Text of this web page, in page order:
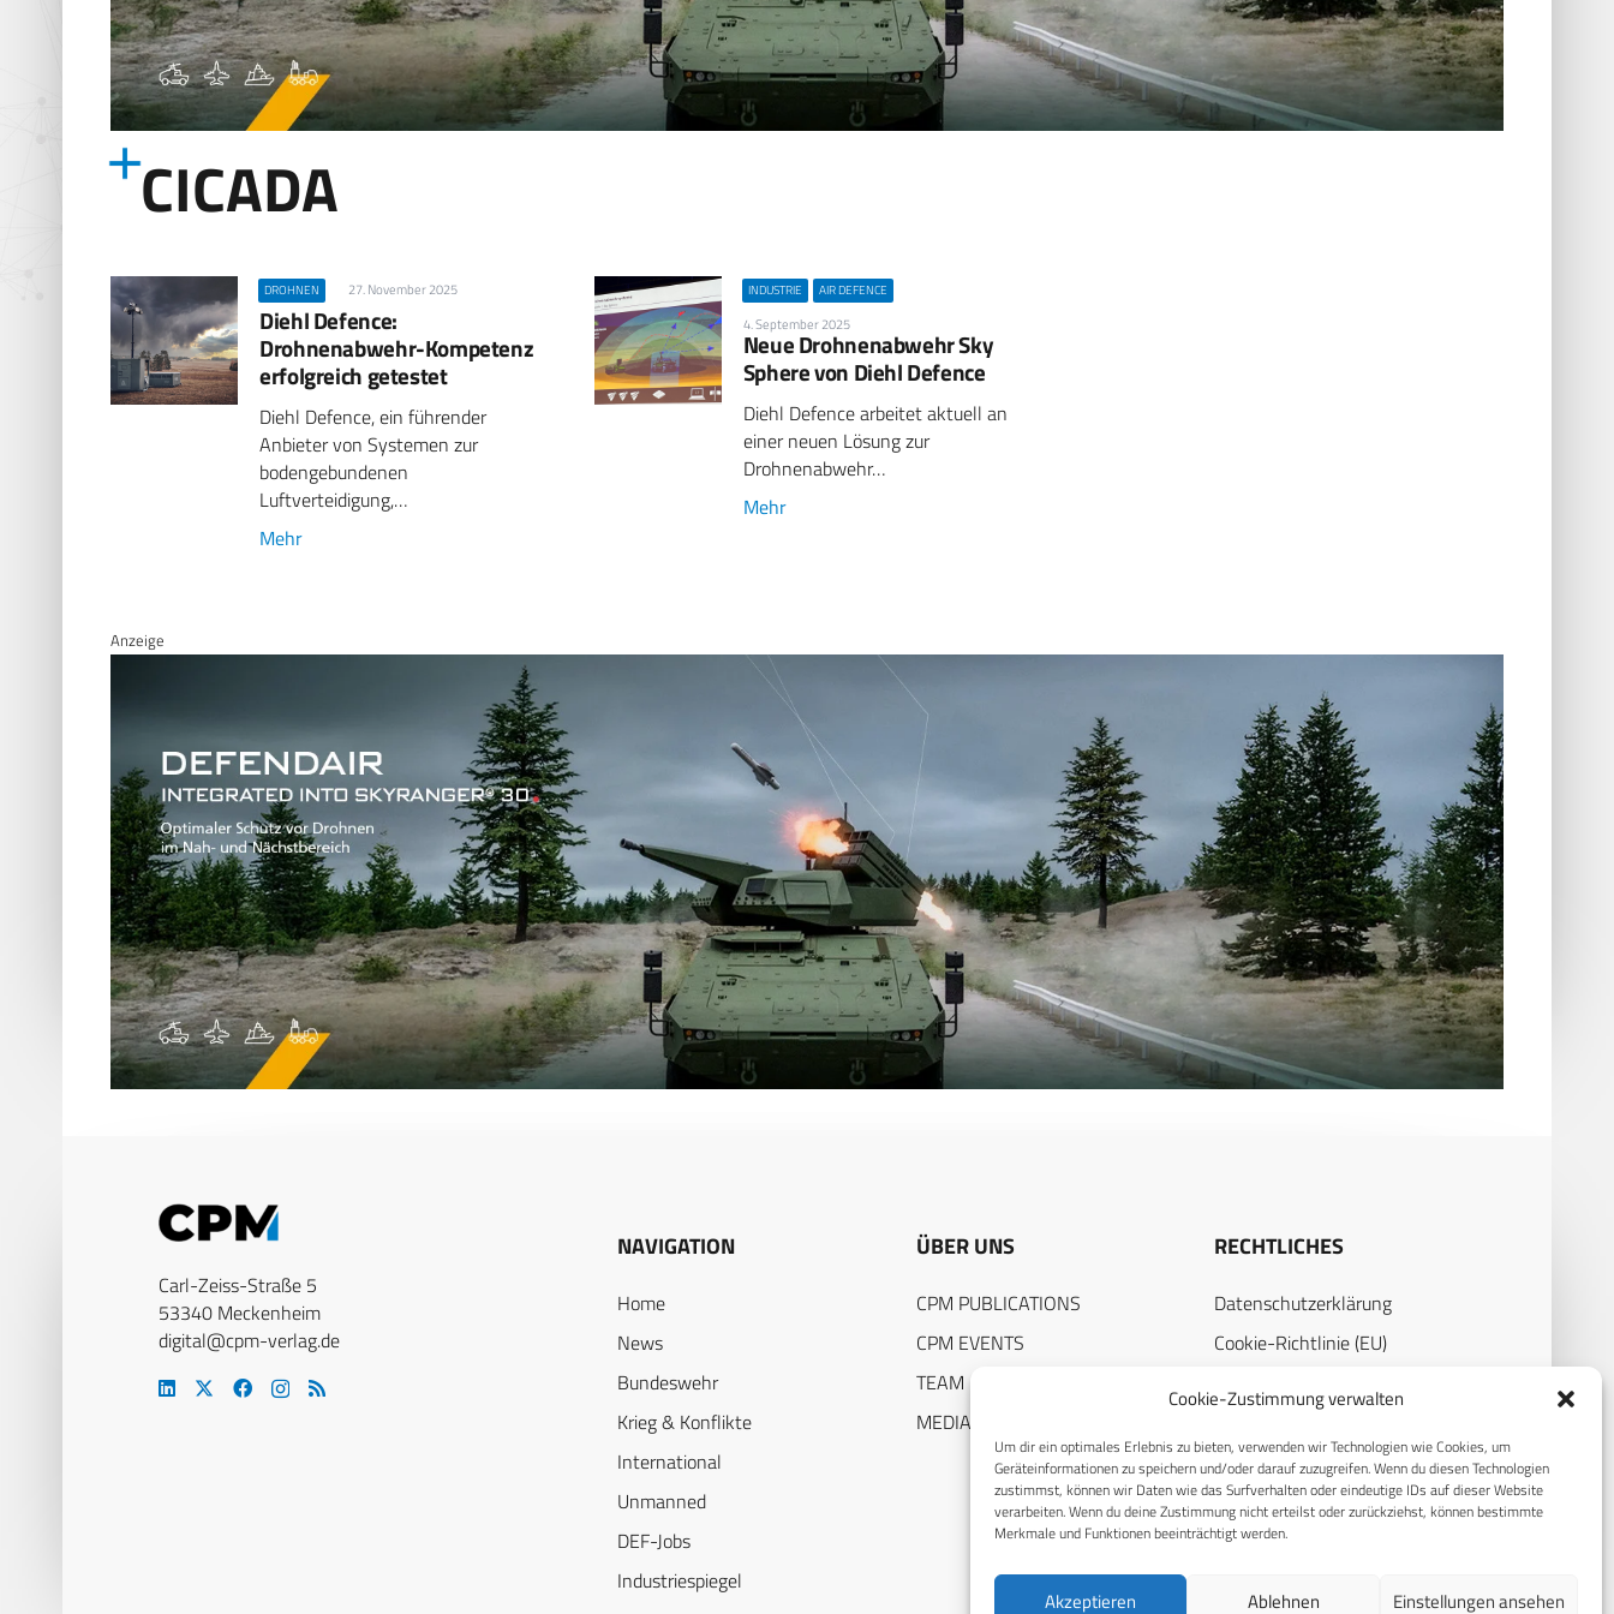
Cookie-Zustimmung verwalten
Um dir ein optimales Erlebnis zu bieten, verwenden wir Technologien wie Cookies, um
Geräteinformationen zu speichern und/oder darauf zuzugreifen. Wenn du diesen Technologien
zustimmst, können wir Daten wie das Surfverhalten oder eindeutige IDs auf dieser Website
verarbeiten. Wenn du deine Zustimmung nicht erteilst oder zurückziehst, können bestimmte
Merkmale und Funktionen beeinträchtigt werden.
Akzeptieren Ablehnen Einstellungen ansehen
CICADA
DROHNEN 27. November 2025
Diehl Defence:
Drohnenabwehr-Kompetenz
erfolgreich getestet
Diehl Defence, ein führender
Anbieter von Systemen zur
bodengebundenen
Luftverteidigung,…
Mehr
INDUSTRIE AIR DEFENCE
4. September 2025
Neue Drohnenabwehr Sky
Sphere von Diehl Defence
Diehl Defence arbeitet aktuell an
einer neuen Lösung zur
Drohnenabwehr…
Mehr
Anzeige
Carl-Zeiss-Straße 5
53340 Meckenheim
digital@cpm-verlag.de
NAVIGATION
Home
News
Bundeswehr
Krieg & Konflikte
International
Unmanned
DEF-Jobs
Industriespiegel
ÜBER UNS
CPM PUBLICATIONS
CPM EVENTS
TEAM
MEDIADATEN
RECHTLICHES
Datenschutzerklärung
Cookie-Richtlinie (EU)
Impressum